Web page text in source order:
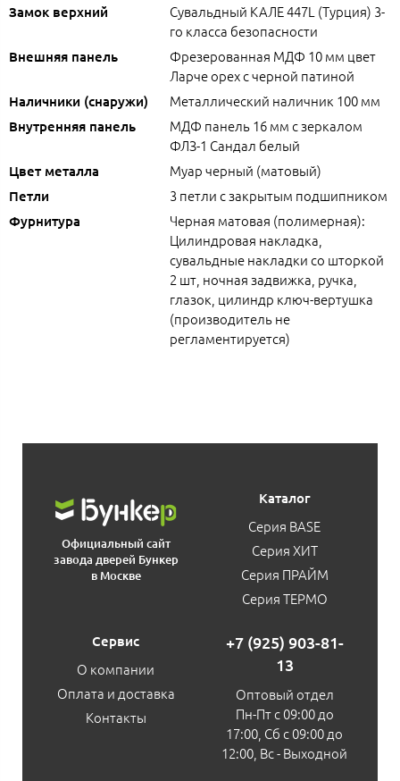
Замок верхний
Сувальдный КАЛЕ 447L (Турция) 3-
го класса безопасности
Внешняя панель
Фрезерованная МДФ 10 мм цвет
Ларче орех с черной патиной
Наличники (снаружи) Металлический наличник 100 мм
Внутренняя панель
МДФ панель 16 мм с зеркалом
ФЛЗ-1 Сандал белый
Цвет металла Муар черный (матовый)
Петли 3 петли с закрытым подшипником
Фурнитура
Черная матовая (полимерная):
Цилиндровая накладка,
сувальдные накладки со шторкой
2 шт, ночная задвижка, ручка,
глазок, цилиндр ключ-вертушка
(производитель не
регламентируется)
Официальный сайт
завода дверей Бункер
в Москве
Каталог
Серия BASE
Серия ХИТ
Серия ПРАЙМ
Серия ТЕРМО
Сервис
О компании
Оплата и доставка
Контакты
+7 (925) 903-81-
13
Оптовый отдел
Пн-Пт с 09:00 до
17:00, Сб с 09:00 до
12:00, Вс - Выходной